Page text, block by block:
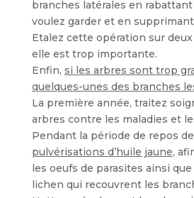
branches latérales en
voulez garder et en
Etalez cette opération sur
elle est trop importante.
Enfin, si les arbres sont trop
quelques-unes des branches
La première année, traitez
arbres contre les maladies et
Pendant la période de repos de
pulvérisations d’huile jaune,
les oeufs de parasites ainsi
lichen qui recouvrent les